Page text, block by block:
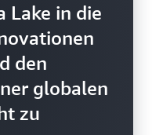
Lake in die
den
globalen
zu